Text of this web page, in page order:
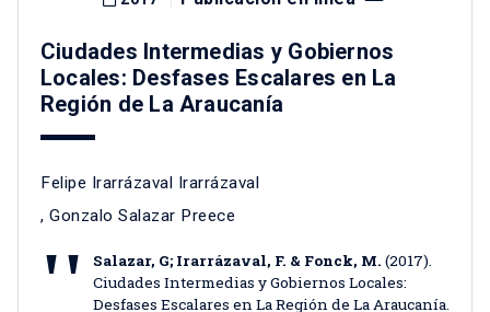
Ciudades Intermedias y Gobiernos
Locales: Desfases Escalares en La
Región de La Araucanía
Felipe Irarrázaval Irarrázaval
, Gonzalo Salazar Preece
Salazar, G; Irarrázaval, F. & Fonck, M. (2017).
Ciudades Intermedias y Gobiernos Locales:
Desfases Escalares en La Región de La Araucanía.